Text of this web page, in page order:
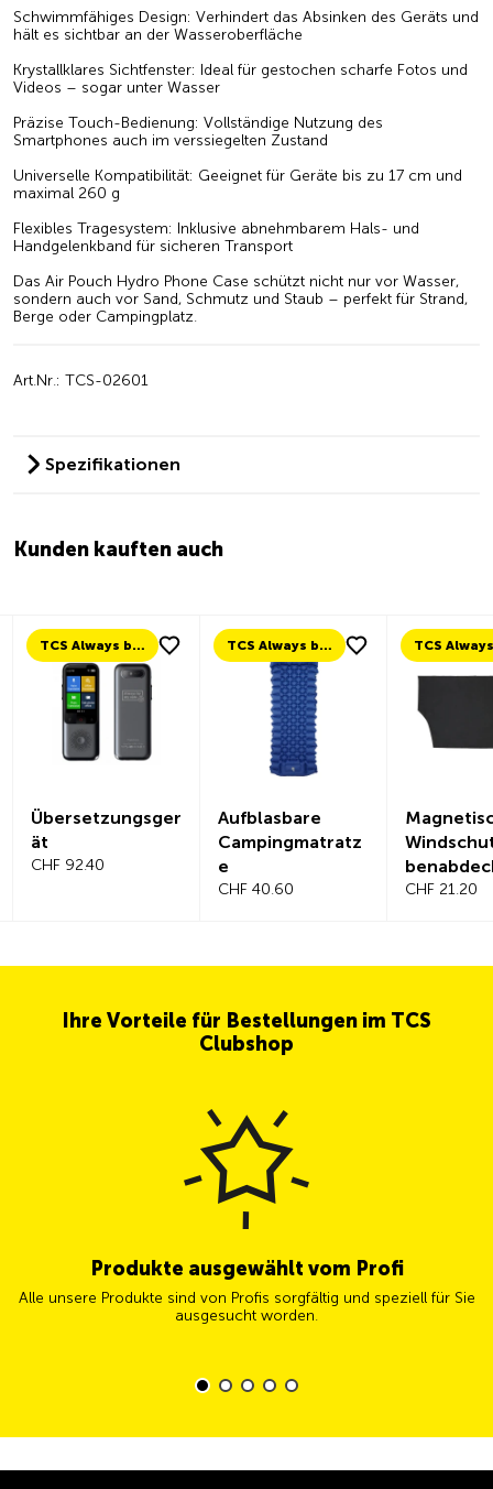
Schwimmfähiges Design: Verhindert das Absinken des Geräts und
hält es sichtbar an der Wasseroberfläche
Krystallklares Sichtfenster: Ideal für gestochen scharfe Fotos und
Videos – sogar unter Wasser
Präzise Touch-Bedienung: Vollständige Nutzung des
Smartphones auch im verssiegelten Zustand
Universelle Kompatibilität: Geeignet für Geräte bis zu 17 cm und
maximal 260 g
Flexibles Tragesystem: Inklusive abnehmbarem Hals- und
Handgelenkband für sicheren Transport
Das Air Pouch Hydro Phone Case schützt nicht nur vor Wasser,
sondern auch vor Sand, Schmutz und Staub – perfekt für Strand,
Berge oder Campingplatz.
Art.Nr.: TCS-02601
Spezifikationen
Kunden kauften auch
TCS Always by my side
Übersetzungsger
ät
CHF 92.40
TCS Always by my side
Aufblasbare
Campingmatratz
e
CHF 40.60 CHF 21.20
Ihre Vorteile für Bestellungen im TCS
Clubshop
Produkte ausgewählt vom Profi
Alle unsere Produkte sind von Profis sorgfältig und speziell für Sie
ausgesucht worden.